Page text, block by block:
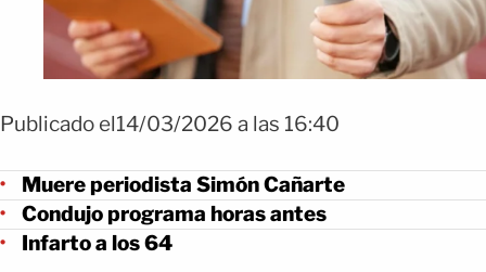
Publicado el14/03/2026 a las 16:40
Muere periodista Simón Cañarte
Condujo programa horas antes
Infarto a los 64